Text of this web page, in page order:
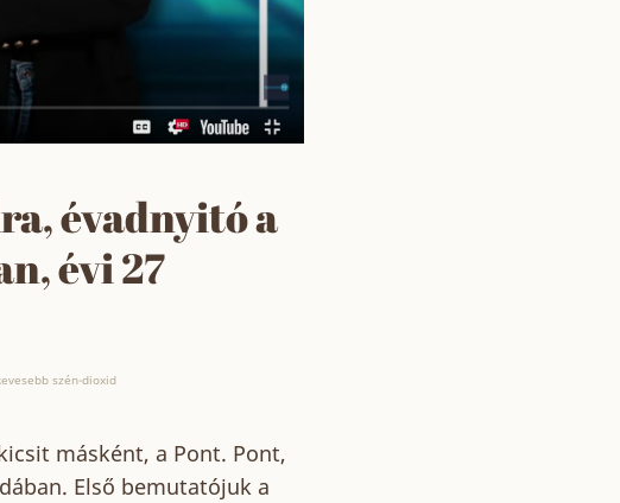
évadnyitó a
évi 27
szén-dioxid
másként, a Pont. Pont,
Első bemutatójuk a